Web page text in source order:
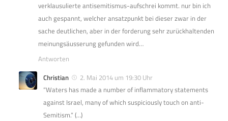
verklausulierte antisemitismus-aufschrei kommt. nur bin ich
auch gespannt, welcher ansatzpunkt bei dieser zwar in der
sache deutlichen, aber in der forderung sehr zurückhaltenden
meinungsäusserung gefunden wird…
Antworten
Christian
2. Mai 2014 um 19:30 Uhr
“Waters has made a number of inflammatory statements
against Israel, many of which suspiciously touch on anti-
Semitism.” (…)